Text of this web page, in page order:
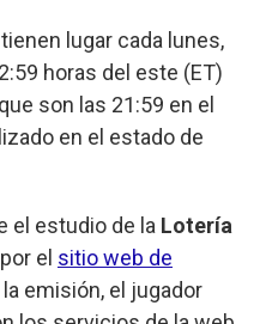
tienen lugar cada lunes,
horas del este (ET)
son las 21:59 en el
en el estado de
el estudio de la Lotería
el sitio web de
emisión, el jugador